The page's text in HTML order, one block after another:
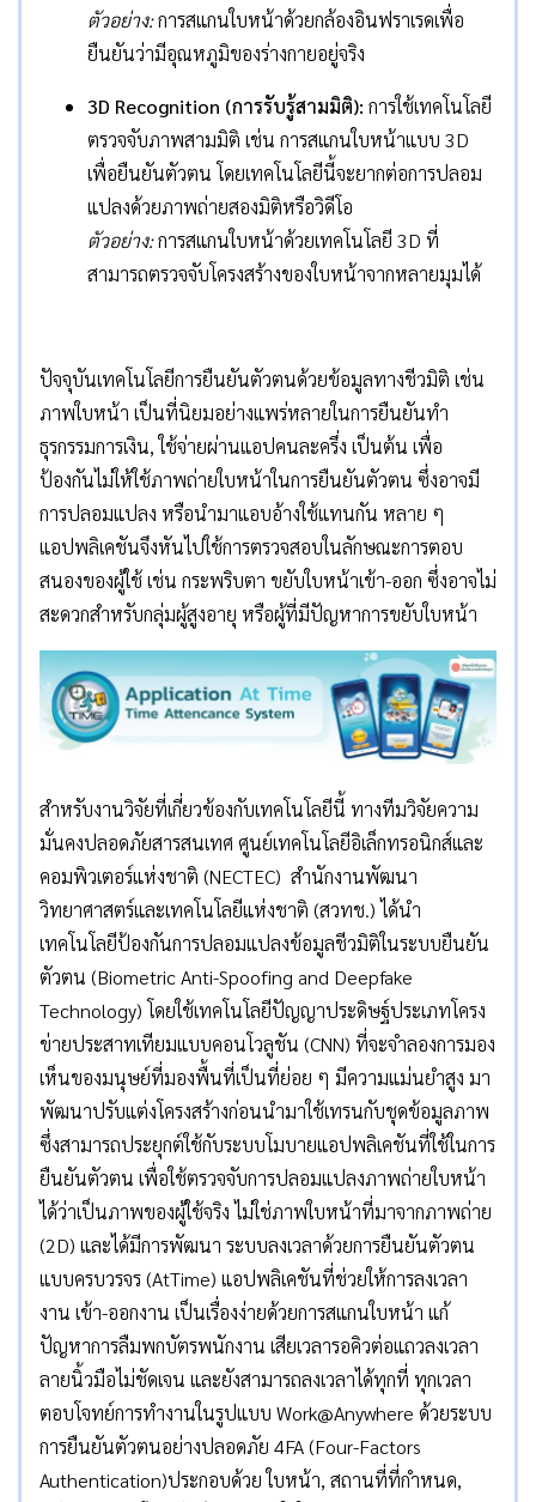
ตัวอย่าง:การสแกนใบหน้าด้วยกล้องอินฟราเรดเพื่อ
ยืนยันว่ามีอุณหภูมิของร่างกายอยู่จริง
3D Recognition (การรับรู้สามมิติ): การใช้เทคโนโลยี
ตรวจจับภาพสามมิติ เช่น การสแกนใบหน้าแบบ 3D
เพื่อยืนยันตัวตน โดยเทคโนโลยีนี้จะยากต่อการปลอม
แปลงด้วยภาพถ่ายสองมิติหรือวิดีโอ
ตัวอย่าง:การสแกนใบหน้าด้วยเทคโนโลยี 3D ที่
สามารถตรวจจับโครงสร้างของใบหน้าจากหลายมุมได้
ปัจจุบันเทคโนโลยีการยืนยันตัวตนด้วยข้อมูลทางชีวมิติ เช่น
ภาพใบหน้า เป็นที่นิยมอย่างแพร่หลายในการยืนยันทำ
ธุรกรรมการเงิน, ใช้จ่ายผ่านแอปคนละครึ่ง เป็นต้น เพื่อ
ป้องกันไม่ให้ใช้ภาพถ่ายใบหน้าในการยืนยันตัวตน ซึ่งอาจมี
การปลอมแปลง หรือนำมาแอบอ้างใช้แทนกัน หลาย ๆ
แอปพลิเคชันจึงหันไปใช้การตรวจสอบในลักษณะการตอบ
สนองของผู้ใช้ เช่น กระพริบตา ขยับใบหน้าเข้า-ออก ซึ่งอาจไม่
สะดวกสำหรับกลุ่มผู้สูงอายุ หรือผู้ที่มีปัญหาการขยับใบหน้า
สำหรับงานวิจัยที่เกี่ยวข้องกับเทคโนโลยีนี้ ทางทีมวิจัยความ
มั่นคงปลอดภัยสารสนเทศ ศูนย์เทคโนโลยีอิเล็กทรอนิกส์และ
คอมพิวเตอร์แห่งชาติ (NECTEC) สำนักงานพัฒนา
วิทยาศาสตร์และเทคโนโลยีแห่งชาติ (สวทช.) ได้นำ
เทคโนโลยีป้องกันการปลอมแปลงข้อมูลชีวมิติในระบบยืนยัน
ตัวตน (Biometric Anti-Spoofing and Deepfake
Technology) โดยใช้เทคโนโลยีปัญญาประดิษฐ์ประเภทโครง
ข่ายประสาทเทียมแบบคอนโวลูชัน (CNN) ที่จะจำลองการมอง
เห็นของมนุษย์ที่มองพื้นที่เป็นที่ย่อย ๆ มีความแม่นยำสูง มา
พัฒนาปรับแต่งโครงสร้างก่อนนำมาใช้เทรนกับชุดข้อมูลภาพ
ซึ่งสามารถประยุกต์ใช้กับระบบโมบายแอปพลิเคชันที่ใช้ในการ
ยืนยันตัวตน เพื่อใช้ตรวจจับการปลอมแปลงภาพถ่ายใบหน้า
ได้ว่าเป็นภาพของผู้ใช้จริง ไม่ใช่ภาพใบหน้าที่มาจากภาพถ่าย
(2D) และได้มีการพัฒนา ระบบลงเวลาด้วยการยืนยันตัวตน
แบบครบวรจร (AtTime) แอปพลิเคชันที่ช่วยให้การลงเวลา
งาน เข้า-ออกงาน เป็นเรื่องง่ายด้วยการสแกนใบหน้า แก้
ปัญหาการลืมพกบัตรพนักงาน เสียเวลารอคิวต่อแถวลงเวลา
ลายนิ้วมือไม่ชัดเจน และยังสามารถลงเวลาได้ทุกที่ ทุกเวลา
ตอบโจทย์การทำงานในรูปแบบ Work@Anywhere ด้วยระบบ
การยืนยันตัวตนอย่างปลอดภัย 4FA (Four-Factors
Authentication)ประกอบด้วย ใบหน้า, สถานที่ที่กำหนด,